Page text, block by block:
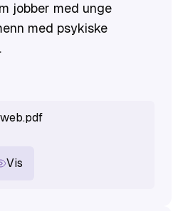
jobber med unge
med psykiske
Vis